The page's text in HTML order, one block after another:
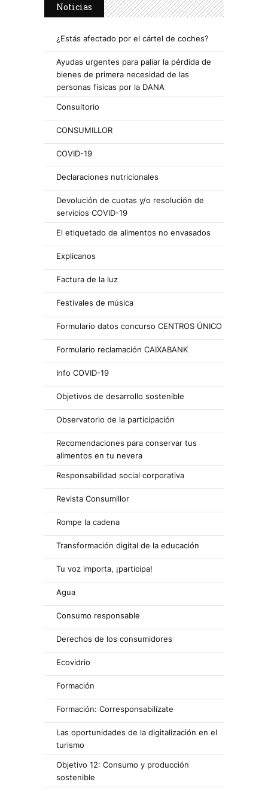
Noticias
¿Estás afectado por el cártel de coches?
Ayudas urgentes para paliar la pérdida de
bienes de primera necesidad de las
personas físicas por la DANA
Consultorio
CONSUMILLOR
COVID-19
Declaraciones nutricionales
Devolución de cuotas y/o resolución de
servicios COVID-19
El etiquetado de alimentos no envasados
Explicanos
Factura de la luz
Festivales de música
Formulario datos concurso CENTROS ÚNICO
Formulario reclamación CAIXABANK
Info COVID-19
Objetivos de desarrollo sostenible
Observatorio de la participación
Recomendaciones para conservar tus
alimentos en tu nevera
Responsabilidad social corporativa
Revista Consumillor
Rompe la cadena
Transformación digital de la educación
Tu voz importa, ¡participa!
Agua
Consumo responsable
Derechos de los consumidores
Ecovidrio
Formación
Formación: Corresponsabilízate
Las oportunidades de la digitalización en el
turismo
Objetivo 12: Consumo y producción
sostenible